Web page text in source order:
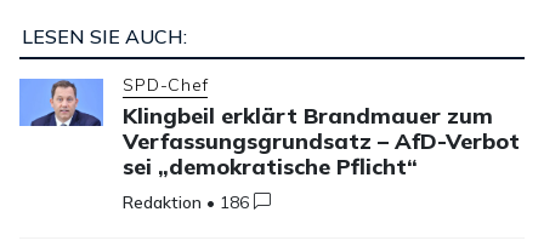
LESEN SIE AUCH:
SPD-Chef
Klingbeil erklärt Brandmauer zum
Verfassungsgrundsatz – AfD-Verbot
sei „demokratische Pflicht“
Redaktion • 186